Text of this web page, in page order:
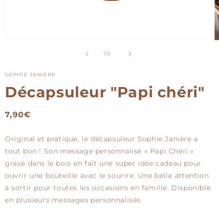
dans
une
fenêtre
modale
1/
de2
SOPHIE JANIERE
Décapsuleur "Papi chéri"
Prix
7,90€
Original et pratique, le décapsuleur Sophie Janière a
tout bon ! Son message personnalisé « Papi Chéri »
gravé dans le bois en fait une super idée cadeau pour
ouvrir une bouteille avec le sourire. Une belle attention
à sortir pour toutes les occasions en famille. Disponible
en plusieurs messages personnalisés.